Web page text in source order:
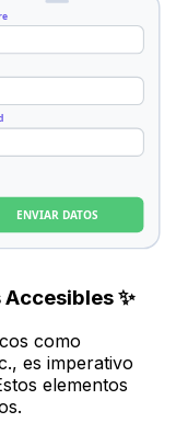
ENVIAR DATOS
✨
como
es imperativo
elementos